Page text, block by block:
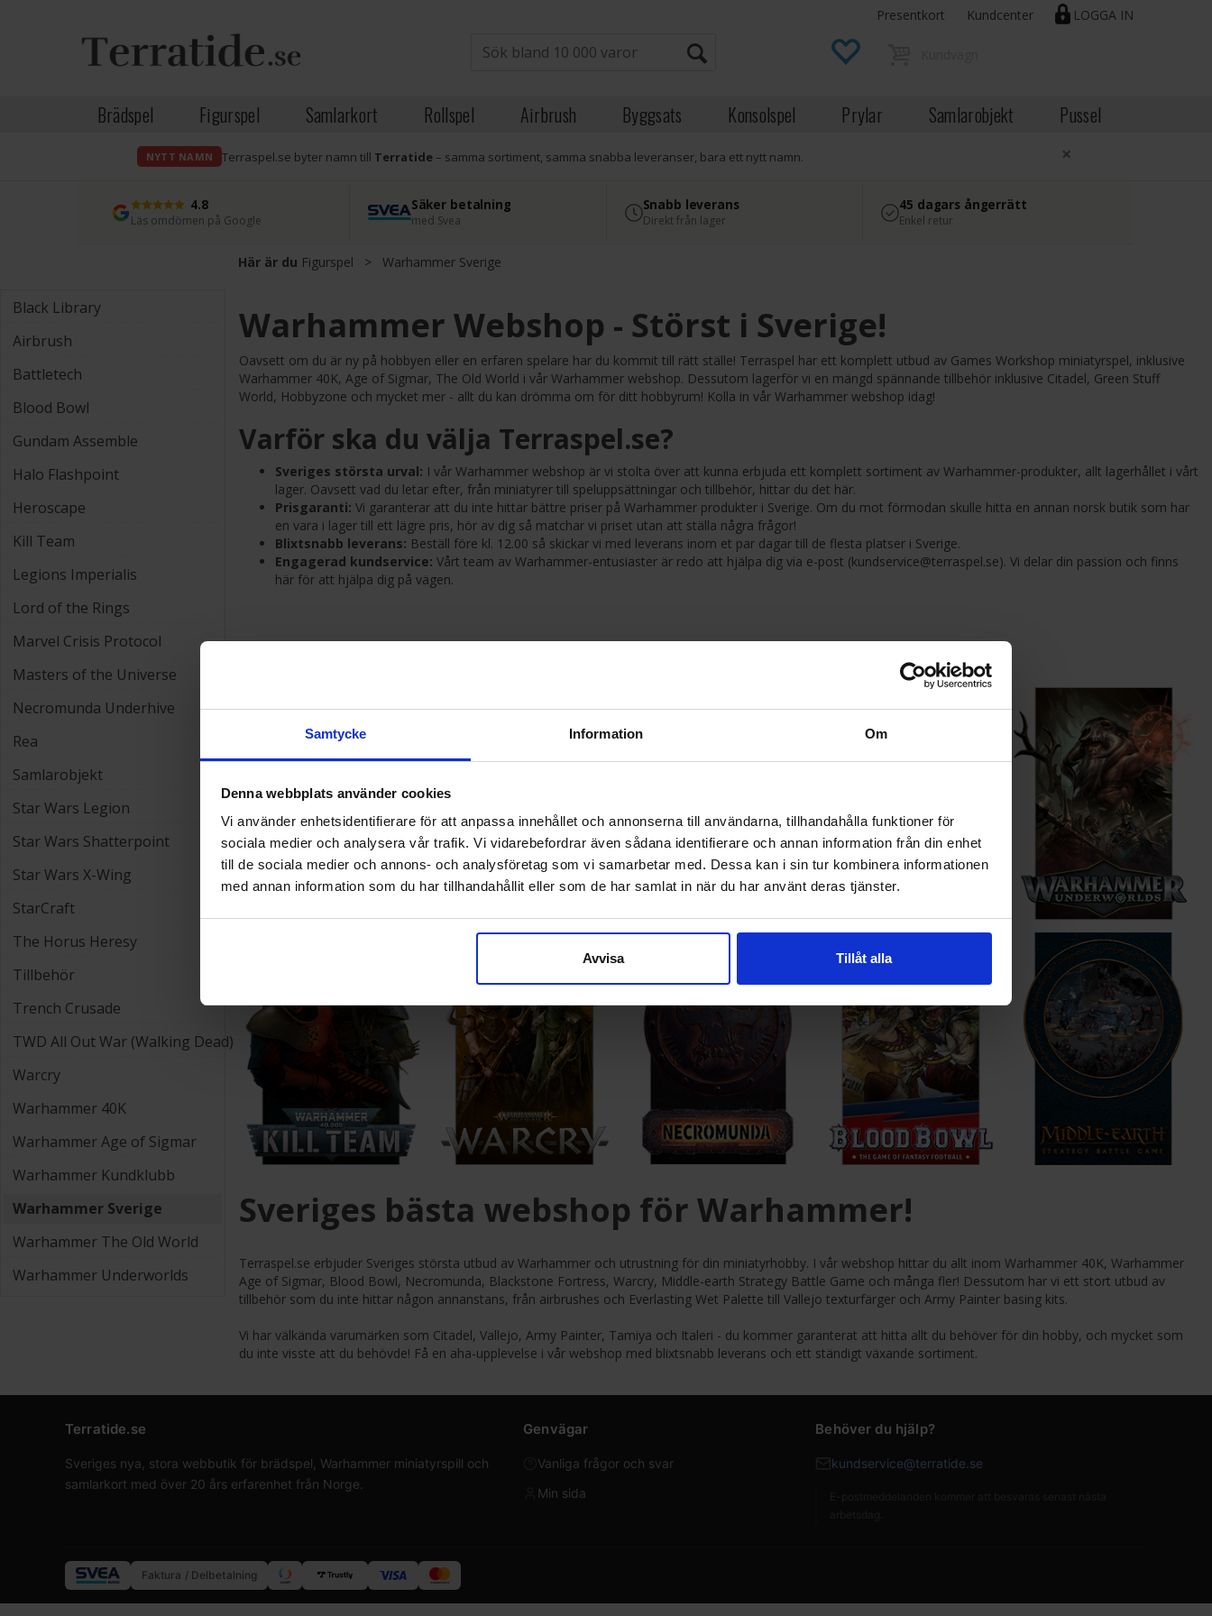
Samtycke Information Om
Denna webbplats använder cookies
Vi använder enhetsidentifierare för att anpassa innehållet och annonserna till användarna, tillhandahålla funktioner för
sociala medier och analysera vår trafik. Vi vidarebefordrar även sådana identifierare och annan information från din enhet
till de sociala medier och annons- och analysföretag som vi samarbetar med. Dessa kan i sin tur kombinera informationen
med annan information som du har tillhandahållit eller som de har samlat in när du har använt deras tjänster.
Avvisa Tillåt alla
LOGGA IN
Presentkort Kundcenter
Brädspel Figurspel Samlarkort Rollspel Airbrush Byggsats Konsolspel Prylar Samlarobjekt Pussel
NYTT NAMN Terraspel.se byter namn till Terratide– samma sortiment, samma snabba leveranser, bara ett nytt namn. ×
4.8
Läs omdömen på Google
Säker betalning
med Svea
Snabb leverans
Direkt från lager
45 dagars ångerrätt
Enkel retur
Här är du Figurspel > Warhammer Sverige
Black Library
Airbrush
Battletech
Blood Bowl
Gundam Assemble
Halo Flashpoint
Heroscape
Kill Team
Legions Imperialis
Lord of the Rings
Marvel Crisis Protocol
Masters of the Universe
Necromunda Underhive
Rea
Samlarobjekt
Star Wars Legion
Star Wars Shatterpoint
Star Wars X-Wing
StarCraft
The Horus Heresy
Tillbehör
Trench Crusade
TWD All Out War (Walking Dead)
Warcry
Warhammer 40K
Warhammer Age of Sigmar
Warhammer Kundklubb
Warhammer Sverige
Warhammer The Old World
Warhammer Underworlds
Warhammer Webshop - Störst i Sverige!
Oavsett om du är ny på hobbyen eller en erfaren spelare har du kommit till rätt ställe! Terraspel har ett komplett utbud av Games Workshop miniatyrspel, inklusive
Warhammer 40K, Age of Sigmar, The Old World i vår Warhammer webshop. Dessutom lagerför vi en mängd spännande tillbehör inklusive Citadel, Green Stuff
World, Hobbyzone och mycket mer - allt du kan drömma om för ditt hobbyrum! Kolla in vår Warhammer webshop idag!
Varför ska du välja Terraspel.se?
Sveriges största urval: I vår Warhammer webshop är vi stolta över att kunna erbjuda ett komplett sortiment av Warhammer-produkter, allt lagerhållet i vårt
lager. Oavsett vad du letar efter, från miniatyrer till speluppsättningar och tillbehör, hittar du det här.
Prisgaranti: Vi garanterar att du inte hittar bättre priser på Warhammer produkter i Sverige. Om du mot förmodan skulle hitta en annan norsk butik som har
en vara i lager till ett lägre pris, hör av dig så matchar vi priset utan att ställa några frågor!
Blixtsnabb leverans: Beställ före kl. 12.00 så skickar vi med leverans inom et par dagar till de flesta platser i Sverige.
Engagerad kundservice: Vårt team av Warhammer-entusiaster är redo att hjälpa dig via e-post (kundservice@terraspel.se). Vi delar din passion och finns
här för att hjälpa dig på vägen.
Sveriges bästa webshop för Warhammer!
Terraspel.se erbjuder Sveriges största utbud av Warhammer och utrustning för din miniatyrhobby. I vår webshop hittar du allt inom Warhammer 40K, Warhammer
Age of Sigmar, Blood Bowl, Necromunda, Blackstone Fortress, Warcry, Middle-earth Strategy Battle Game och många fler! Dessutom har vi ett stort utbud av
tillbehör som du inte hittar någon annanstans, från airbrushes och Everlasting Wet Palette till Vallejo texturfärger och Army Painter basing kits.
Vi har välkända varumärken som Citadel, Vallejo, Army Painter, Tamiya och Italeri - du kommer garanterat att hitta allt du behöver för din hobby, och mycket som
du inte visste att du behövde! Få en aha-upplevelse i vår webshop med blixtsnabb leverans och ett ständigt växande sortiment.
Terratide.se
Sveriges nya, stora webbutik för brädspel, Warhammer miniatyrspill och
samlarkort med över 20 års erfarenhet från Norge.
Genvägar
Vanliga frågor och svar
Min sida
Behöver du hjälp?
kundservice@terratide.se
Faktura / Delbetalning